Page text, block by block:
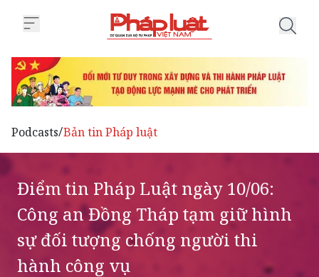
Podcasts/Bản tin Pháp luật
Điểm tin Pháp Luật ngày 10/06:
Công an Đồng Tháp tạm giữ hình
sự đối tượng chống người thi
hành công vụ